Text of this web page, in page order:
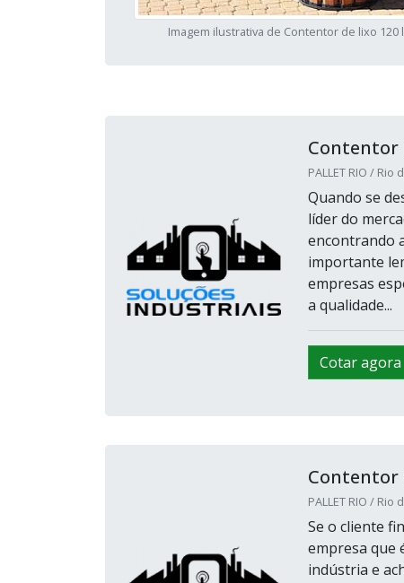
Imagem ilustrativa de Contentor de lixo 120
Contentor
PALLET RIO / Rio
Quando se
líder do
encontrando
importante
empresas
a qualidade...
Cotar agora
Contentor
PALLET RIO / Rio
Se o cliente
empresa que
indústria e